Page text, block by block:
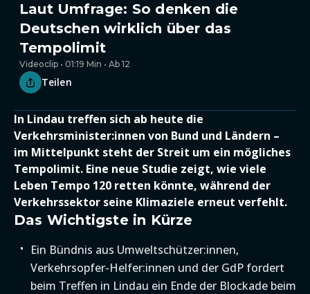
Laut Umfrage: So denken die
Deutschen wirklich über das
Tempolimit
Videoclip • 01:19 Min • Ab 12
Teilen
In Lindau treffen sich ab heute die
Verkehrsminister:innen von Bund und Ländern –
im Mittelpunkt steht der Streit um ein mögliches
Tempolimit. Eine neue Studie zeigt, wie viele
Leben Tempo 120 retten könnte, während der
Verkehrssektor seine Klimaziele erneut verfehlt.
Das Wichtigste in Kürze
Ein Bündnis aus Umweltschützer:innen,
Verkehrsopfer-Helfer:innen und der GdP fordert
beim Treffen in Lindau ein Ende der Blockade beim